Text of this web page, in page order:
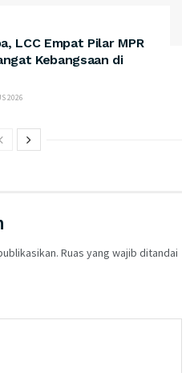
LCC Empat Pilar MPR
Kebangsaan di
2026
Ruas yang wajib ditandai